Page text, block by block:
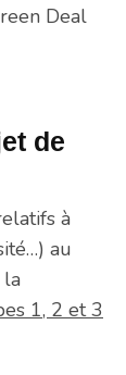
Deal
de
à
au
la
1, 2 et 3